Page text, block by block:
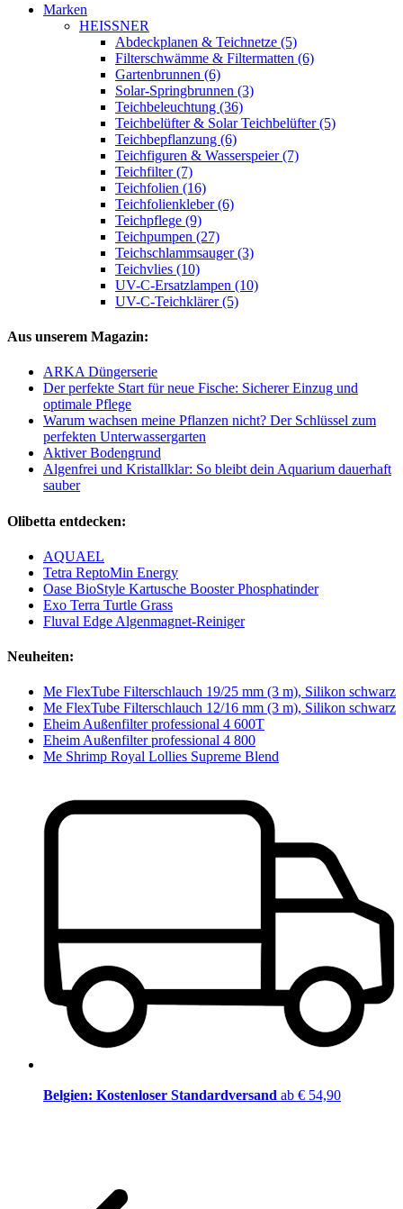
Marken
HEISSNER
Abdeckplanen & Teichnetze (5)
Filterschwämme & Filtermatten (6)
Gartenbrunnen (6)
Solar-Springbrunnen (3)
Teichbeleuchtung (36)
Teichbelüfter & Solar Teichbelüfter (5)
Teichbepflanzung (6)
Teichfiguren & Wasserspeier (7)
Teichfilter (7)
Teichfolien (16)
Teichfolienkleber (6)
Teichpflege (9)
Teichpumpen (27)
Teichschlammsauger (3)
Teichvlies (10)
UV-C-Ersatzlampen (10)
UV-C-Teichklärer (5)
Aus unserem Magazin:
ARKA Düngerserie
Der perfekte Start für neue Fische: Sicherer Einzug und
optimale Pflege
Warum wachsen meine Pflanzen nicht? Der Schlüssel zum
perfekten Unterwassergarten
Aktiver Bodengrund
Algenfrei und Kristallklar: So bleibt dein Aquarium dauerhaft
sauber
Olibetta entdecken:
AQUAEL
Tetra ReptoMin Energy
Oase BioStyle Kartusche Booster Phosphatinder
Exo Terra Turtle Grass
Fluval Edge Algenmagnet-Reiniger
Neuheiten:
Me FlexTube Filterschlauch 19/25 mm (3 m), Silikon schwarz
Me FlexTube Filterschlauch 12/16 mm (3 m), Silikon schwarz
Eheim Außenfilter professional 4 600T
Eheim Außenfilter professional 4 800
Me Shrimp Royal Lollies Supreme Blend
Belgien: Kostenloser Standardversand ab € 54,90